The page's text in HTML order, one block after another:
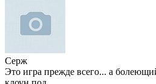
Серж
Это игра прежде всего... а